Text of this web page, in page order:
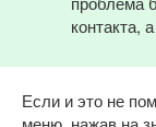
контакта,
Если и это не